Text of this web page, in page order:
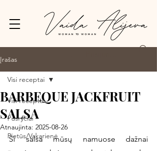
Įrašas
Visi receptai
Pusryčiai
Pietūs/Vakarienė
Visi receptai
BARBEQUE JACKFRUIT
SALSA
Atnaujinta: 2025-08-26
Ši salsa mūsų namuose dažnai